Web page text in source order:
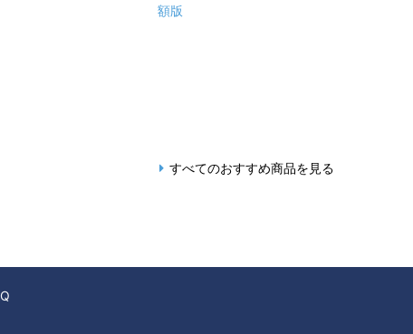
額版
すべてのおすすめ商品を見る